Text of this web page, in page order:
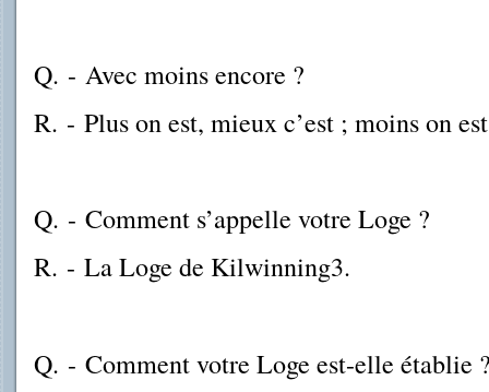
Q. - Avec moins encore ?
R. - Plus on est, mieux c’est ; moins on
Q. - Comment s’appelle votre Loge ?
R. - La Loge de Kilwinning3.
Q. - Comment votre Loge est-elle établie